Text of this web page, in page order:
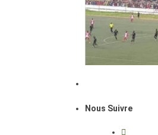
Nous Suivre